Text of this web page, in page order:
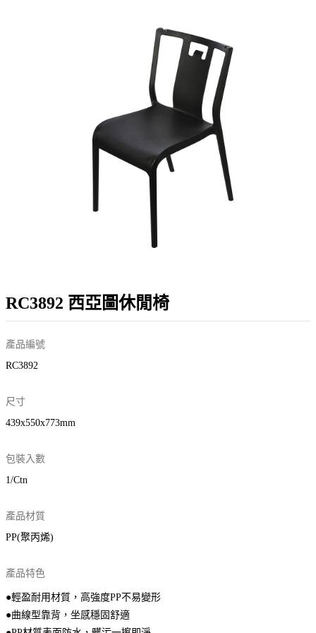
RC3892 西亞圖休閒椅
產品編號
RC3892
尺寸
439x550x773mm
包裝入數
1/Ctn
產品材質
PP(聚丙烯)
產品特色
●輕盈耐用材質，高強度PP不易變形
●曲線型靠背，坐感穩固舒適